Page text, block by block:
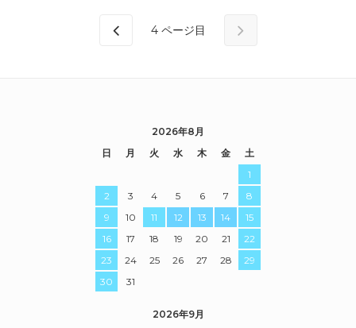
4 ページ目
2026年8月
日
月 火 水 木 金
土
1
2
3 4 5 6 7
8
9
10 11 12 13 14
15
16
17 18 19 20 21
22
23
24 25 26 27 28
29
30
31
2026年9月